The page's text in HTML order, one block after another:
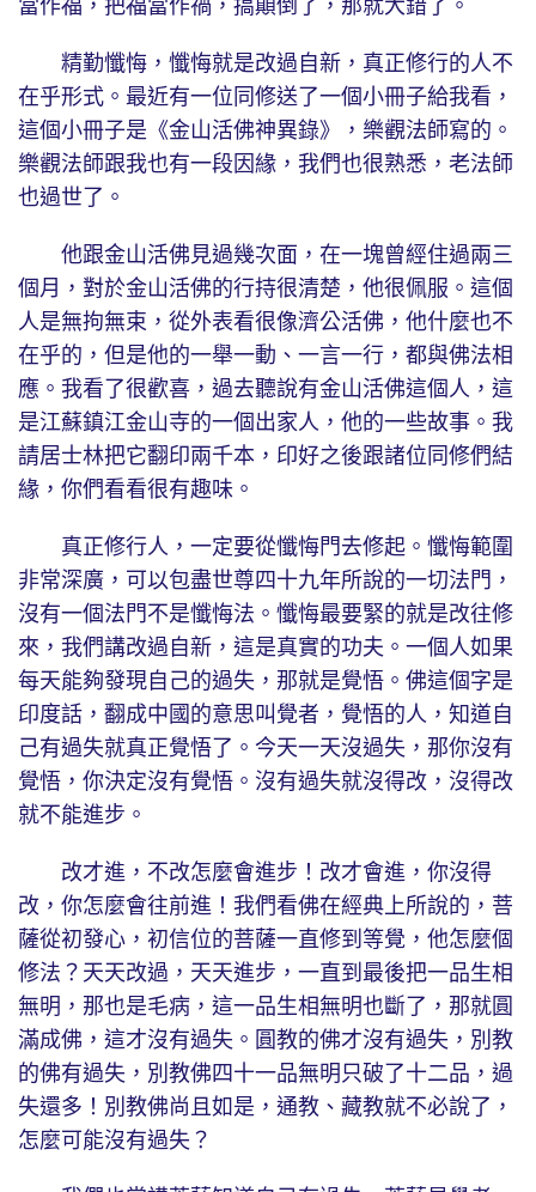
當作福，把福當作禍，搞顛倒了，那就大錯了。
精勤懺悔，懺悔就是改過自新，真正修行的人不
在乎形式。最近有一位同修送了一個小冊子給我看，
這個小冊子是《金山活佛神異錄》，樂觀法師寫的。
樂觀法師跟我也有一段因緣，我們也很熟悉，老法師
也過世了。
他跟金山活佛見過幾次面，在一塊曾經住過兩三
個月，對於金山活佛的行持很清楚，他很佩服。這個
人是無拘無束，從外表看很像濟公活佛，他什麼也不
在乎的，但是他的一舉一動、一言一行，都與佛法相
應。我看了很歡喜，過去聽說有金山活佛這個人，這
是江蘇鎮江金山寺的一個出家人，他的一些故事。我
請居士林把它翻印兩千本，印好之後跟諸位同修們結
緣，你們看看很有趣味。
真正修行人，一定要從懺悔門去修起。懺悔範圍
非常深廣，可以包盡世尊四十九年所說的一切法門，
沒有一個法門不是懺悔法。懺悔最要緊的就是改往修
來，我們講改過自新，這是真實的功夫。一個人如果
每天能夠發現自己的過失，那就是覺悟。佛這個字是
印度話，翻成中國的意思叫覺者，覺悟的人，知道自
己有過失就真正覺悟了。今天一天沒過失，那你沒有
覺悟，你決定沒有覺悟。沒有過失就沒得改，沒得改
就不能進步。
改才進，不改怎麼會進步！改才會進，你沒得
改，你怎麼會往前進！我們看佛在經典上所說的，菩
薩從初發心，初信位的菩薩一直修到等覺，他怎麼個
修法？天天改過，天天進步，一直到最後把一品生相
無明，那也是毛病，這一品生相無明也斷了，那就圓
滿成佛，這才沒有過失。圓教的佛才沒有過失，別教
的佛有過失，別教佛四十一品無明只破了十二品，過
失還多！別教佛尚且如是，通教、藏教就不必說了，
怎麼可能沒有過失？